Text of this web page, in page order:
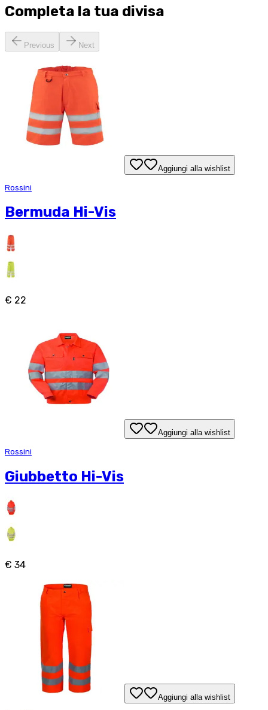
Completa la tua divisa
Previous Next
Aggiungi alla wishlist
Rossini
Bermuda Hi-Vis
€ 22
Aggiungi alla wishlist
Rossini
Giubbetto Hi-Vis
€ 34
Aggiungi alla wishlist